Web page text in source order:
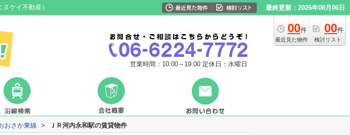
ケイ不動産） 最終更新：2026年08月06日
00件
最近見た物件
00件
検討リスト
営業時間：10:00～19:00 定休日：水曜日
おさか東線 > ＪＲ河内永和駅の賃貸物件